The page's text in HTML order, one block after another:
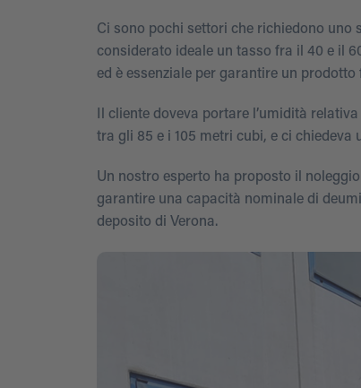
Ci sono pochi settori che richiedono uno
considerato ideale un tasso fra il 40 e il
ed è essenziale per garantire un
Il cliente doveva portare l’umidità
tra gli 85 e i 105 metri cubi, e ci
Un nostro esperto ha proposto il
garantire una capacità nominale di
deposito di Verona.